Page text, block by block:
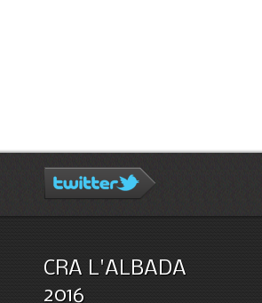
CRA L'ALBADA
2016